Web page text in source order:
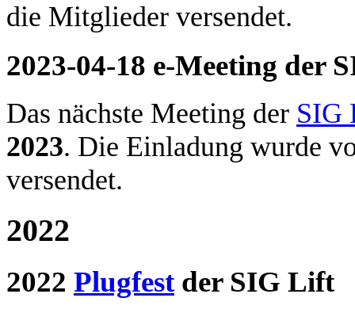
die Mitglieder versendet.
2023-04-18 e-Meeting der
Das nächste Meeting der SIG
2023. Die Einladung wurde
versendet.
2022
2022 Plugfestder SIG Lift